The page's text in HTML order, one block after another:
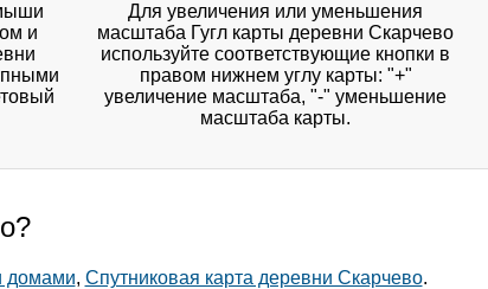
и
Для увеличения или уменьшения
масштаба Гугл карты деревни Скарчево
используйте соответствующие кнопки в
правом нижнем углу карты: "+"
увеличение масштаба, "-" уменьшение
масштаба карты.
домами, Спутниковая карта деревни Скарчево.